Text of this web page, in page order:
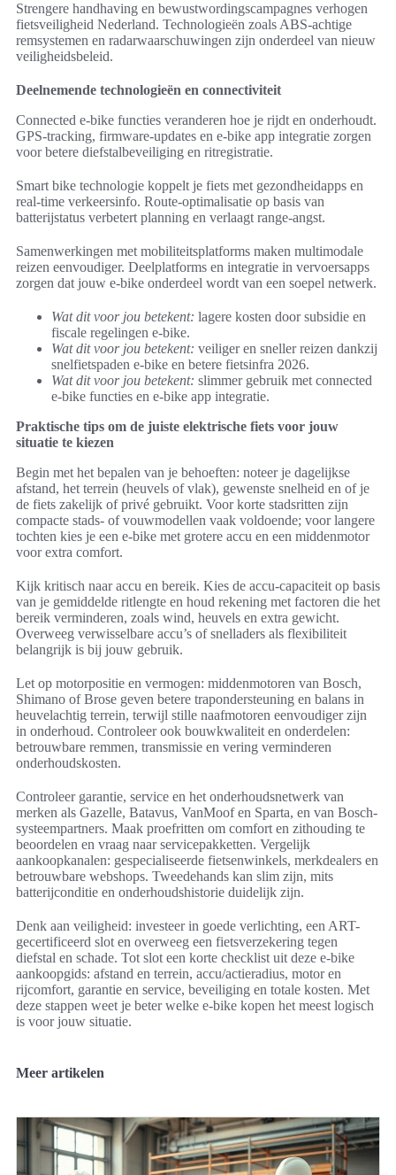
Strengere handhaving en bewustwordingscampagnes verhogen
fietsveiligheid Nederland. Technologieën zoals ABS-achtige
remsystemen en radarwaarschuwingen zijn onderdeel van nieuw
veiligheidsbeleid.
Deelnemende technologieën en connectiviteit
Connected e-bike functies veranderen hoe je rijdt en onderhoudt.
GPS-tracking, firmware-updates en e-bike app integratie zorgen
voor betere diefstalbeveiliging en ritregistratie.
Smart bike technologie koppelt je fiets met gezondheidapps en
real-time verkeersinfo. Route-optimalisatie op basis van
batterijstatus verbetert planning en verlaagt range-angst.
Samenwerkingen met mobiliteitsplatforms maken multimodale
reizen eenvoudiger. Deelplatforms en integratie in vervoersapps
zorgen dat jouw e-bike onderdeel wordt van een soepel netwerk.
Wat dit voor jou betekent: lagere kosten door subsidie en
fiscale regelingen e-bike.
Wat dit voor jou betekent: veiliger en sneller reizen dankzij
snelfietspaden e-bike en betere fietsinfra 2026.
Wat dit voor jou betekent: slimmer gebruik met connected
e-bike functies en e-bike app integratie.
Praktische tips om de juiste elektrische fiets voor jouw
situatie te kiezen
Begin met het bepalen van je behoeften: noteer je dagelijkse
afstand, het terrein (heuvels of vlak), gewenste snelheid en of je
de fiets zakelijk of privé gebruikt. Voor korte stadsritten zijn
compacte stads- of vouwmodellen vaak voldoende; voor langere
tochten kies je een e-bike met grotere accu en een middenmotor
voor extra comfort.
Kijk kritisch naar accu en bereik. Kies de accu-capaciteit op basis
van je gemiddelde ritlengte en houd rekening met factoren die het
bereik verminderen, zoals wind, heuvels en extra gewicht.
Overweeg verwisselbare accu’s of snelladers als flexibiliteit
belangrijk is bij jouw gebruik.
Let op motorpositie en vermogen: middenmotoren van Bosch,
Shimano of Brose geven betere trapondersteuning en balans in
heuvelachtig terrein, terwijl stille naafmotoren eenvoudiger zijn
in onderhoud. Controleer ook bouwkwaliteit en onderdelen:
betrouwbare remmen, transmissie en vering verminderen
onderhoudskosten.
Controleer garantie, service en het onderhoudsnetwerk van
merken als Gazelle, Batavus, VanMoof en Sparta, en van Bosch-
systeempartners. Maak proefritten om comfort en zithouding te
beoordelen en vraag naar servicepakketten. Vergelijk
aankoopkanalen: gespecialiseerde fietsenwinkels, merkdealers en
betrouwbare webshops. Tweedehands kan slim zijn, mits
batterijconditie en onderhoudshistorie duidelijk zijn.
Denk aan veiligheid: investeer in goede verlichting, een ART-
gecertificeerd slot en overweeg een fietsverzekering tegen
diefstal en schade. Tot slot een korte checklist uit deze e-bike
aankoopgids: afstand en terrein, accu/actieradius, motor en
rijcomfort, garantie en service, beveiliging en totale kosten. Met
deze stappen weet je beter welke e-bike kopen het meest logisch
is voor jouw situatie.
Meer artikelen